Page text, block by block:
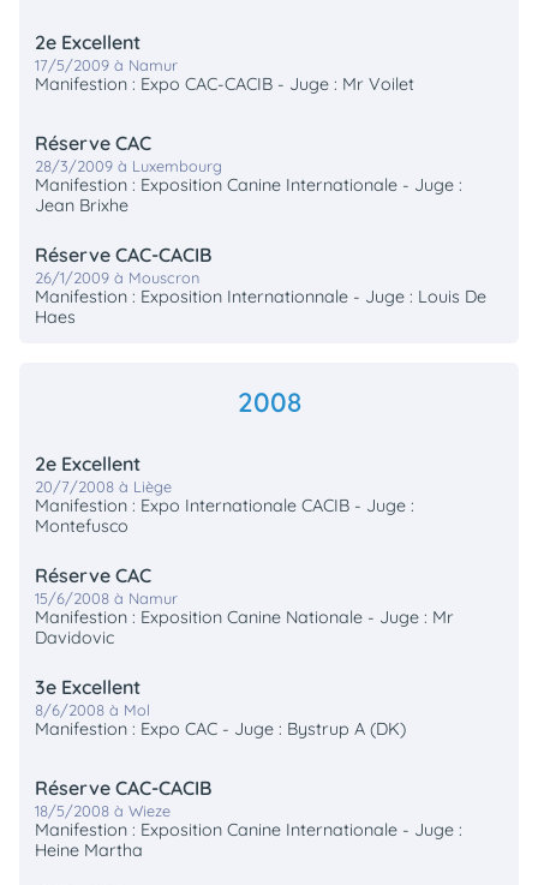
2e Excellent
17/5/2009 à Namur
Manifestion : Expo CAC-CACIB - Juge : Mr Voilet
Réserve CAC
28/3/2009 à Luxembourg
Manifestion : Exposition Canine Internationale - Juge :
Jean Brixhe
Réserve CAC-CACIB
26/1/2009 à Mouscron
Manifestion : Exposition Internationnale - Juge : Louis De
Haes
2008
2e Excellent
20/7/2008 à Liège
Manifestion : Expo Internationale CACIB - Juge :
Montefusco
Réserve CAC
15/6/2008 à Namur
Manifestion : Exposition Canine Nationale - Juge : Mr
Davidovic
3e Excellent
8/6/2008 à Mol
Manifestion : Expo CAC - Juge : Bystrup A (DK)
Réserve CAC-CACIB
18/5/2008 à Wieze
Manifestion : Exposition Canine Internationale - Juge :
Heine Martha